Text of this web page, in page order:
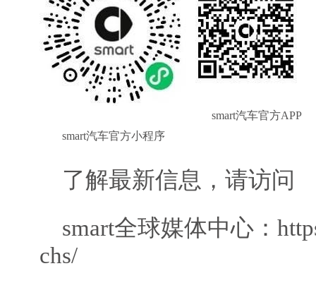
smart汽车官方小程序
smart汽车官方APP
了解最新信息，请访问
smart全球媒体中心：
chs/